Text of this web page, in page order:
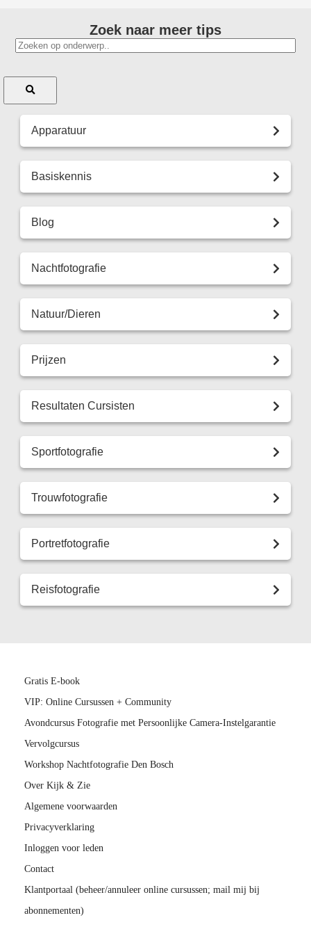
Zoek naar meer tips
Apparatuur
Basiskennis
Blog
Nachtfotografie
Natuur/Dieren
Prijzen
Resultaten Cursisten
Sportfotografie
Trouwfotografie
Portretfotografie
Reisfotografie
Gratis E-book
VIP: Online Cursussen + Community
Avondcursus Fotografie met Persoonlijke Camera-Instelgarantie
Vervolgcursus
Workshop Nachtfotografie Den Bosch
Over Kijk & Zie
Algemene voorwaarden
Privacyverklaring
Inloggen voor leden
Contact
Klantportaal (beheer/annuleer online cursussen; mail mij bij
abonnementen)